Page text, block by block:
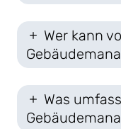
Wer kann
Was